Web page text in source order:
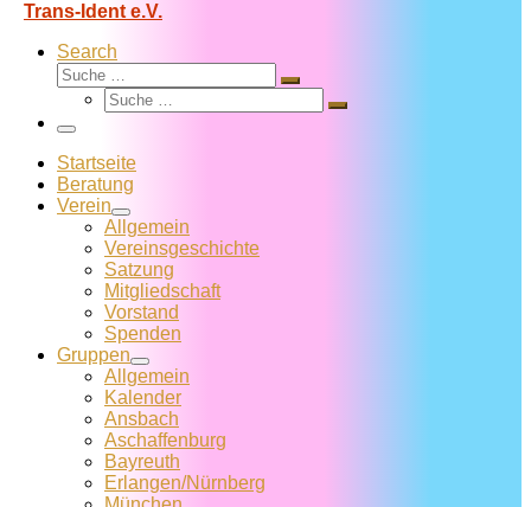
Trans-Ident e.V.
Search
Suche
Suche
Suche
Suche
Menü
Startseite
Beratung
Verein
Allgemein
Vereins­geschichte
Satzung
Mitglied­schaft
Vorstand
Spenden
Gruppen
Allgemein
Kalender
Ansbach
Aschaffenburg
Bayreuth
Erlangen/Nürnberg